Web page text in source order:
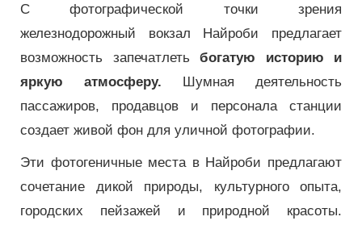
С фотографической точки зрения
железнодорожный вокзал Найроби предлагает
возможность запечатлеть богатую историю и
яркую атмосферу. Шумная деятельность
пассажиров, продавцов и персонала станции
создает живой фон для уличной фотографии.
Эти фотогеничные места в Найроби предлагают
сочетание дикой природы, культурного опыта,
городских пейзажей и природной красоты.